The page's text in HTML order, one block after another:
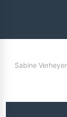
Sabine